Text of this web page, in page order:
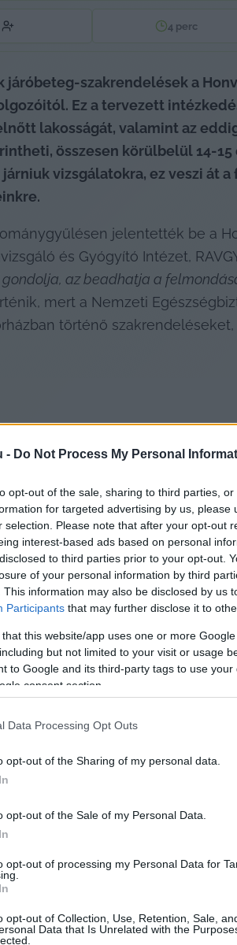
- Do Not Process My Personal
opt-out of the sale, sharing to third parties,
for targeted advertising by us, please
selection. Please note that after your opt-out
interest-based ads based on personal
to third parties prior to your opt-out.
of your personal information by third
This information may also be disclosed by us
Participants that may further disclose it to
that this website/app uses one or more
but not limited to your visit or usage
to Google and its third-party tags to use
consent section.
Data Processing Opt Outs
opt-out of the Sharing of my personal data.
opt-out of the Sale of my Personal Data.
opt-out of processing my Personal Data for
opt-out of Collection, Use, Retention, Sale,
Data that Is Unrelated with the
4 perc
járóbeteg-szakrendelések a
Ez a tervezett
lakosságát, valamint az
összesen körülbelül 14-
vizsgálatokra, ez veszi át
jelentették be a
és Gyógyító Intézet,
gondolja, az beadhatja a
mert a Nemzeti
történő